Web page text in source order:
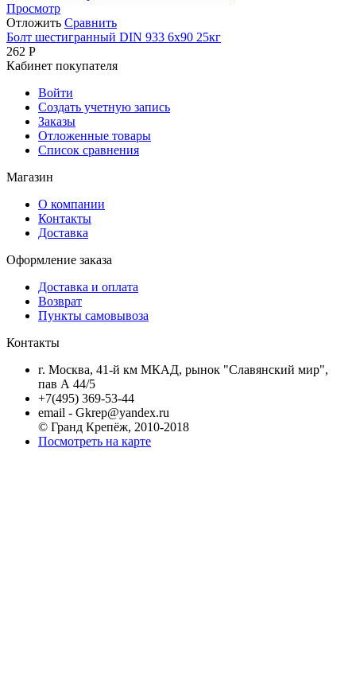
Просмотр
Отложить Сравнить
Болт шестигранный DIN 933 6х90 25кг
262 Р
Кабинет покупателя
Войти
Создать учетную запись
Заказы
Отложенные товары
Список сравнения
Магазин
О компании
Контакты
Доставка
Оформление заказа
Доставка и оплата
Возврат
Пункты самовывоза
Контакты
г. Москва, 41-й км МКАД, рынок "Славянский мир",
пав А 44/5
+7(495) 369-53-44
email - Gkrep@yandex.ru
© Гранд Крепёж, 2010-2018
Посмотреть на карте